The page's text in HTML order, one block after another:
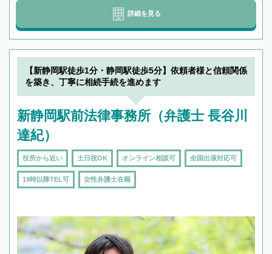
詳細を見る
【新静岡駅徒歩1分・静岡駅徒歩5分】依頼者様と信頼関係
を築き、丁寧に相続手続を進めます
新静岡駅前法律事務所（弁護士 長谷川
達紀）
役所から近い 土日祝OK オンライン相談可 全国出張対応可
19時以降TEL可 女性弁護士在籍